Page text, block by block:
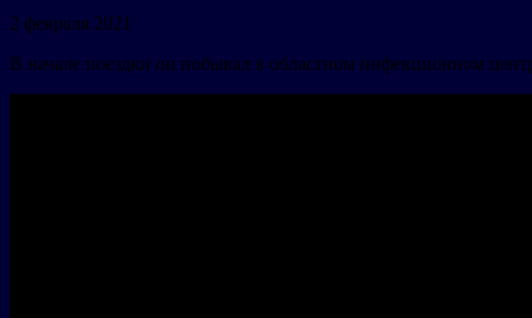
2 февраля 2021
В начале поездки он побывал в областном инфекционном